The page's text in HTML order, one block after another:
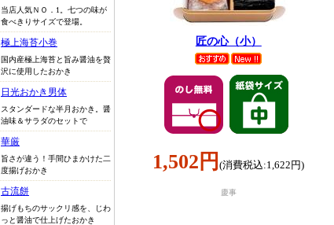
当店人気ＮＯ．1。七つの味が
食べきりサイズで登場。
極上海苔小巻
国内産極上海苔と旨み醤油を贅
沢に使用したおかき
日光おかき男体
スタンダードな半月おかき。醤
油味＆サラダのセットで
華厳
旨さが違う！手間ひまかけた二
度揚げおかき
古流餅
揚げもちのサックリ感を、じわ
っと醤油で仕上げたおかき
匠の心（小）
1,502円(消費税込:1,622円)
慶事